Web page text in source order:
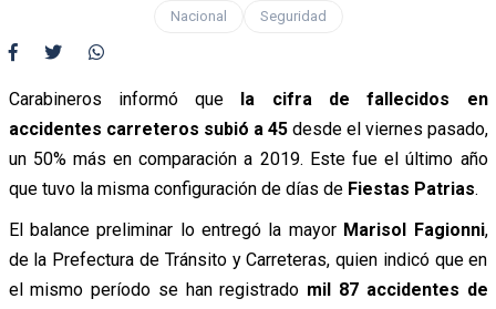
Nacional Seguridad
Carabineros informó que la cifra de fallecidos en
accidentes carreteros subió a 45desde el viernes pasado,
un 50% más en comparación a 2019. Este fue el último año
que tuvo la misma configuración de días de Fiestas Patrias.
El balance preliminar lo entregó la mayor Marisol Fagionni,
de la Prefectura de Tránsito y Carreteras, quien indicó que en
el mismo período se han registrado mil 87 accidentes de